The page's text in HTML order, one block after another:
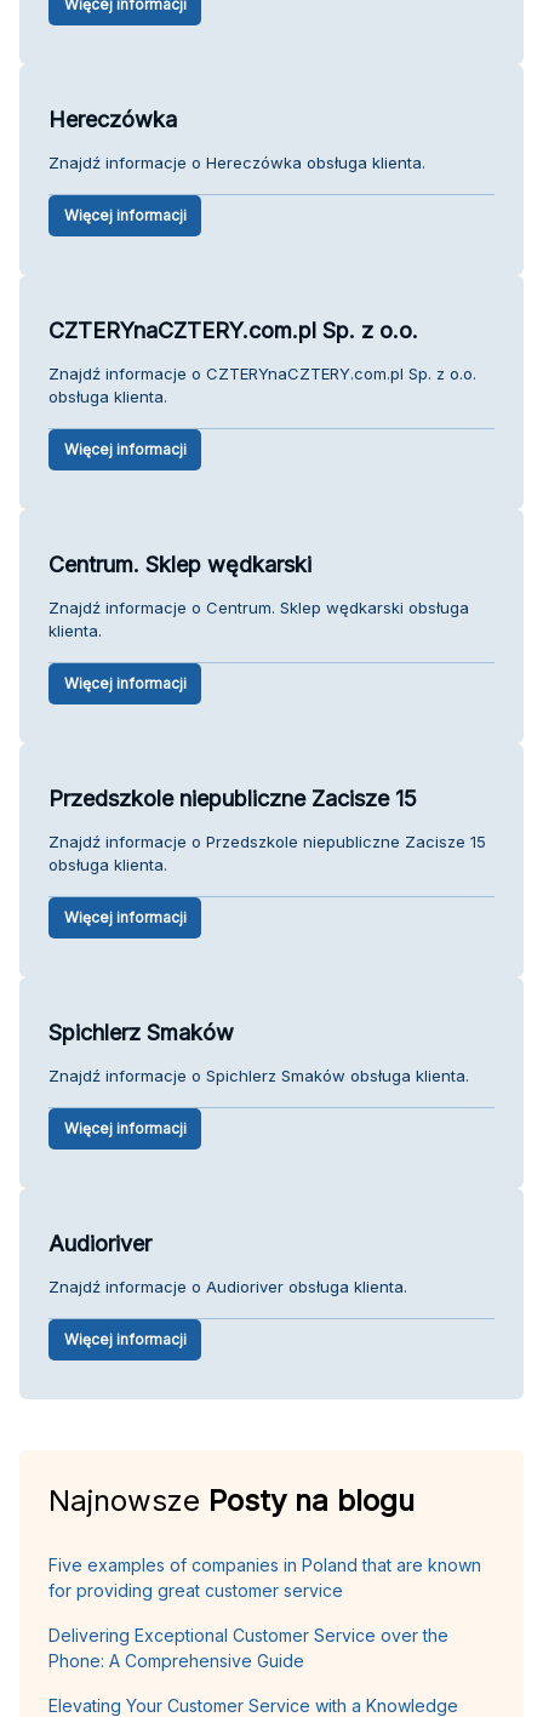
Więcej informacji
Hereczówka
Znajdź informacje o Hereczówka obsługa klienta.
Więcej informacji
CZTERYnaCZTERY.com.pl Sp. z o.o.
Znajdź informacje o CZTERYnaCZTERY.com.pl Sp. z o.o.
obsługa klienta.
Więcej informacji
Centrum. Sklep wędkarski
Znajdź informacje o Centrum. Sklep wędkarski obsługa
klienta.
Więcej informacji
Przedszkole niepubliczne Zacisze 15
Znajdź informacje o Przedszkole niepubliczne Zacisze 15
obsługa klienta.
Więcej informacji
Spichlerz Smaków
Znajdź informacje o Spichlerz Smaków obsługa klienta.
Więcej informacji
Audioriver
Znajdź informacje o Audioriver obsługa klienta.
Więcej informacji
Najnowsze Posty na blogu
Five examples of companies in Poland that are known
for providing great customer service
Delivering Exceptional Customer Service over the
Phone: A Comprehensive Guide
Elevating Your Customer Service with a Knowledge